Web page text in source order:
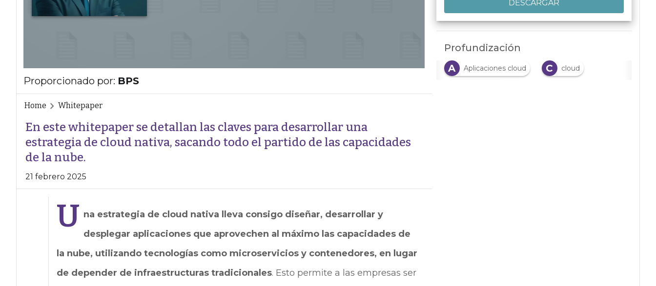
Proporcionado por: BPS
Home Whitepaper
En este whitepaper se detallan las claves para desarrollar una
estrategia de cloud nativa, sacando todo el partido de las capacidades
de la nube.
21 febrero 2025
U na estrategia de cloud nativa lleva consigo diseñar, desarrollar y
desplegar aplicaciones que aprovechen al máximo las capacidades de
la nube, utilizando tecnologías como microservicios y contenedores, en lugar
de depender de infraestructuras tradicionales. Esto permite a las empresas ser
Profundización
A
Aplicaciones cloud C cloud